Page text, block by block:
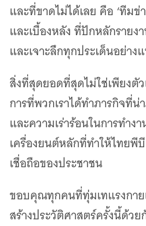
และที่ขาดไม่ได้เลย คือ ‘ทีมข่
และเบื้องหลัง ที่ปักหลักรายง
และเจาะลึกทุกประเด็นอย่า
สิ่งที่สุดยอดที่สุดไม่ใช่เพียงตั
การที่พวกเราได้ทำภารกิจที่
และความเร่าร้อนในการทำ
เครื่องยนต์หลักที่ทำให้ไทยพี
เชื่อถือของประชาชน
ขอบคุณทุกคนที่ทุ่มเทแรงกา
สร้างประวัติศาสตร์ครั้งนี้ด้ว